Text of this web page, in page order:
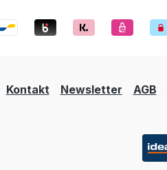
Kontakt Newsletter AGB